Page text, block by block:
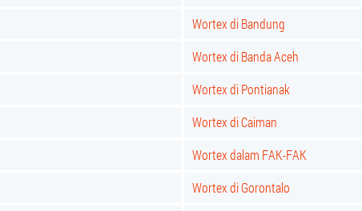
Wortex di Bandung
Wortex di Banda Aceh
Wortex di Pontianak
Wortex di Caiman
Wortex dalam FAK-FAK
Wortex di Gorontalo